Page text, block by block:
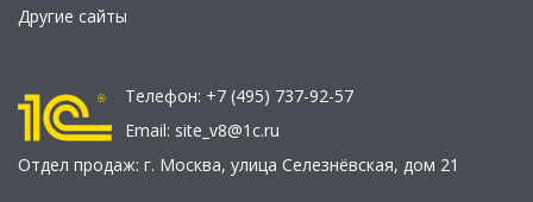
Другие сайты
Телефон: +7 (495) 737-92-57
Email: site_v8@1c.ru
Отдел продаж: г. Москва, улица Селезнёвская, дом 21